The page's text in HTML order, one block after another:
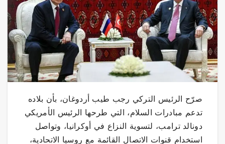
صرّح الرئيس التركي رجب طيب أردوغان، بأن بلاده
تدعم مبادرات السلام، التي طرحها الرئيس الأمريكي
دونالد ترامب، لتسوية النزاع في أوكرانيا، وتواصل
استخدام قنوات الاتصال القائمة مع روسيا الاتحادية،